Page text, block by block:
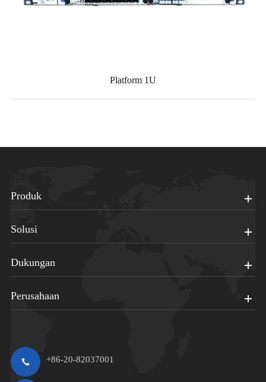
Platform 1U
Produk
Solusi
Dukungan
Perusahaan
+86-20-82037001